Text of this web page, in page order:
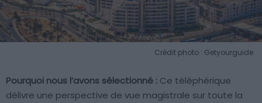
Crédit photo : Getyourguide
Pourquoi nous l’avons sélectionné : Ce téléphérique
délivre une perspective de vue magistrale sur toute la